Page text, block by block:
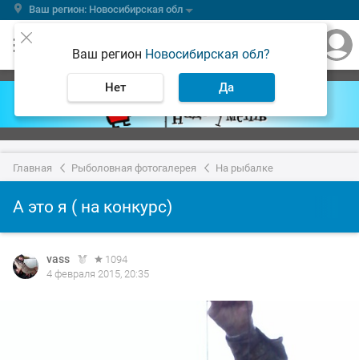
Ваш регион: Новосибирская обл
Ваш регион Новосибирская обл?
Нет Да
Главная Рыболовная фотогалерея На рыбалке
А это я ( на конкурс)
vass
1094
4 февраля 2015, 20:35